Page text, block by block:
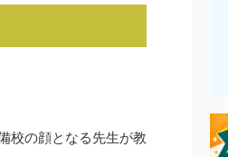
校の顔となる先生が教